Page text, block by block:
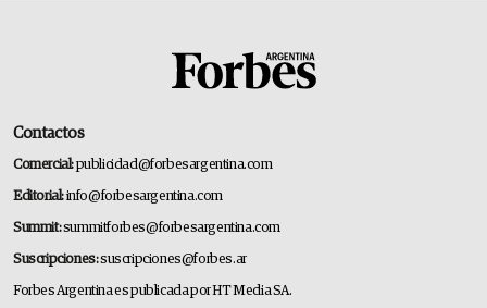
Contactos
Comercial:publicidad@forbesargentina.com
Editorial:info@forbesargentina.com
Summit:summitforbes@forbesargentina.com
Suscripciones:suscripciones@forbes.ar
Forbes Argentina es publicada por HT Media SA.